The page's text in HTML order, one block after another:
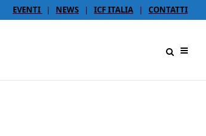
EVENTI | NEWS | ICF ITALIA | CONTATTI